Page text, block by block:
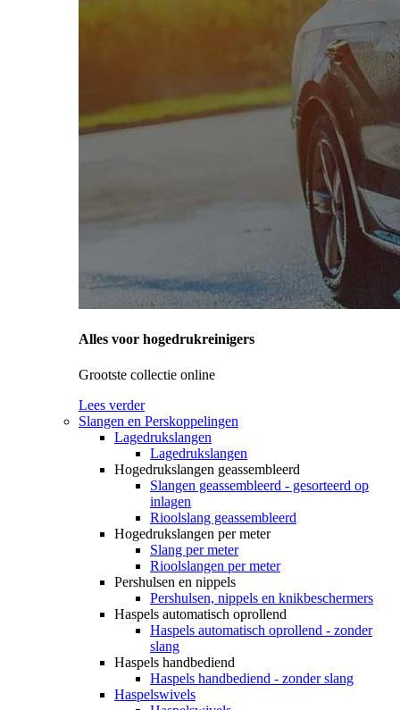
Alles voor hogedrukreinigers
Grootste collectie online
Lees verder
Slangen en Perskoppelingen
Lagedrukslangen
Lagedrukslangen
Hogedrukslangen geassembleerd
Slangen geassembleerd - gesorteerd op
inlagen
Rioolslang geassembleerd
Hogedrukslangen per meter
Slang per meter
Rioolslangen per meter
Pershulsen en nippels
Pershulsen, nippels en knikbeschermers
Haspels automatisch oprollend
Haspels automatisch oprollend - zonder
slang
Haspels handbediend
Haspels handbediend - zonder slang
Haspelswivels